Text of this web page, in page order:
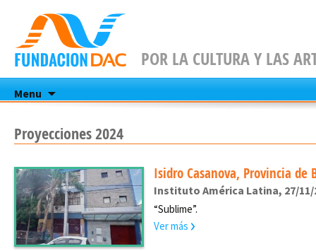
POR LA CULTURA Y LAS
Menu
Skip
to
Proyecciones 2024
Isidro Casanova, Provincia de
Instituto América Latina, 27/11/
“Sublime”.
Ver más